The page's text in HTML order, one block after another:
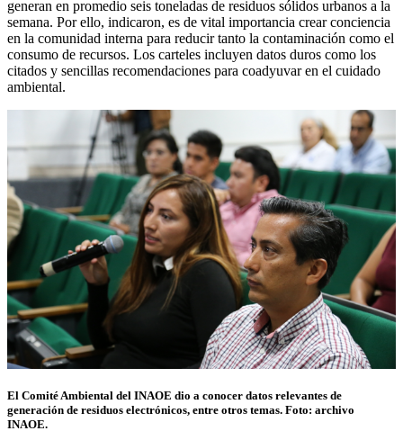
generan en promedio seis toneladas de residuos sólidos urbanos a la
semana. Por ello, indicaron, es de vital importancia crear conciencia
en la comunidad interna para reducir tanto la contaminación como el
consumo de recursos. Los carteles incluyen datos duros como los
citados y sencillas recomendaciones para coadyuvar en el cuidado
ambiental.
El Comité Ambiental del INAOE dio a conocer datos relevantes de
generación de residuos electrónicos, entre otros temas. Foto: archivo
INAOE.